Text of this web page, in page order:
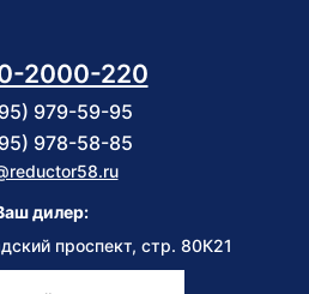
2000-220
979-59-95
978-58-85
дилер:
проспект, стр. 80К21